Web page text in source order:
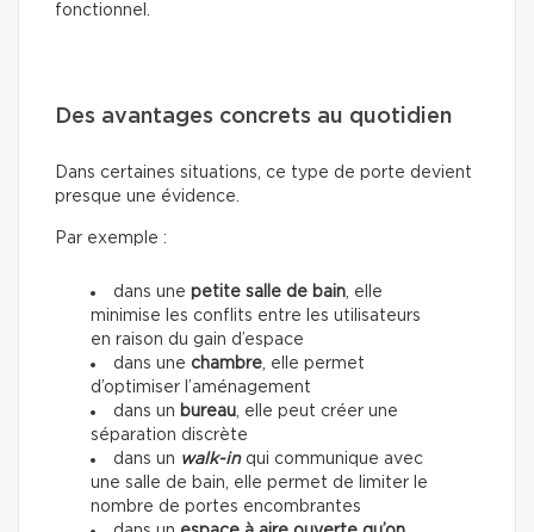
fonctionnel.
Des avantages concrets au quotidien
Dans certaines situations, ce type de porte devient
presque une évidence.
Par exemple :
dans une petite salle de bain , elle
minimise les conflits entre les utilisateurs
en raison du gain d’espace
dans une chambre , elle permet
d’optimiser l’aménagement
dans un bureau , elle peut créer une
séparation discrète
dans un walk-inqui communique avec
une salle de bain, elle permet de limiter le
nombre de portes encombrantes